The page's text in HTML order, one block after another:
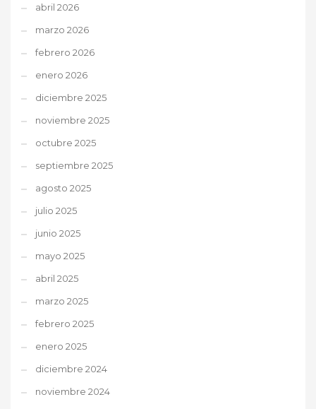
abril 2026
marzo 2026
febrero 2026
enero 2026
diciembre 2025
noviembre 2025
octubre 2025
septiembre 2025
agosto 2025
julio 2025
junio 2025
mayo 2025
abril 2025
marzo 2025
febrero 2025
enero 2025
diciembre 2024
noviembre 2024